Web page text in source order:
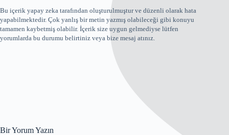
Bu içerik yapay zeka tarafından oluşturulmuştur ve düzenli olarak hata
yapabilmektedir. Çok yanlış bir metin yazmış olabileceği gibi konuyu
tamamen kaybetmiş olabilir. İçerik size uygun gelmediyse lütfen
yorumlarda bu durumu belirtiniz veya bize mesaj atınız.
Bir Yorum Yazın